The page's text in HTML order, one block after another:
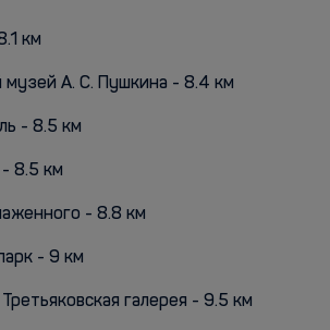
км
музей А. С. Пушкина - 8.4 км
- 8.5 км
8.5 км
- 8.8 км
- 9 км
галерея - 9.5 км